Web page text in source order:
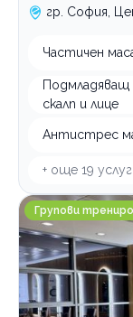
гр. София,
Частичен
Подмладяващ
скалп и лице
Антистрес
+ още 19
REFORMER
Групови